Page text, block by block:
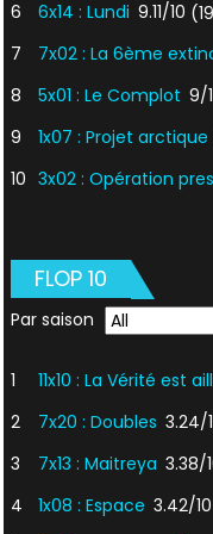
6
6x14 : Lundi 9.11/10
7
7x02 : La 6ème
8
5x01 : Le Complot 9/
9
1x07 : Projet arctique
10 3x02 : Opération
FLOP 10
Par saison
1 11x10 : La Vérité est
2
7x20 : Doubles 3.24/
3
7x13 : Maitreya 3.38/
4
1x08 : Espace 3.42/10